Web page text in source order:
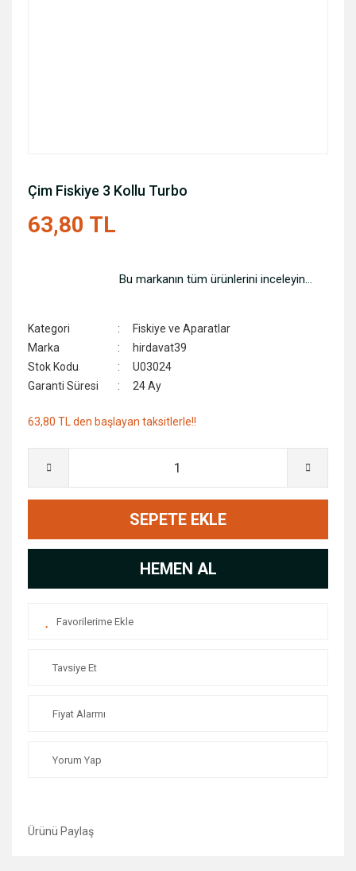
Çim Fiskiye 3 Kollu Turbo
63,80 TL
Bu markanın tüm ürünlerini inceleyin...
Kategori
Fiskiye ve Aparatlar
Marka
hirdavat39
Stok Kodu
U03024
Garanti Süresi
24 Ay
63,80 TL den başlayan taksitlerle!!
SEPETE EKLE
HEMEN AL
Tavsiye Et
Fiyat Alarmı
Yorum Yap
Ürünü Paylaş